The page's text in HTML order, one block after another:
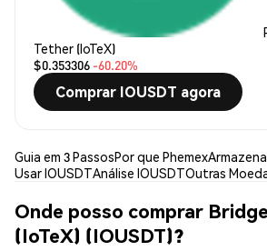
Tether (IoTeX)
$0.353306 -60.20%
Comprar IOUSDT agora
Guia em 3 PassosPor que Phemex
Usar IOUSDTAnálise IOUSDTOutras
Onde posso comprar
(IoTeX) (IOUSDT)?